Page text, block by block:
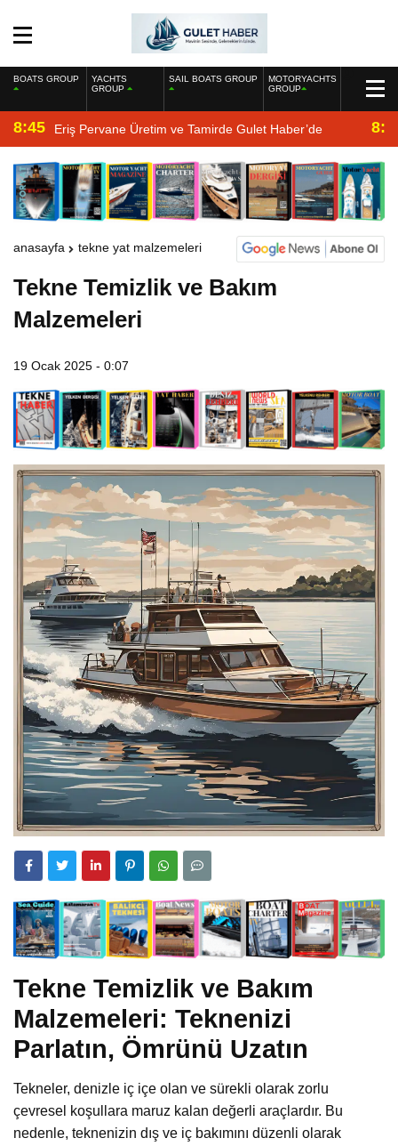
BOATS GROUP
YACHTS
GROUP
SAIL BOATS GROUP
MOTORYACHTS
GROUP
8:45 Eriş Pervane Üretim ve Tamirde Gulet Haber’de
anasayfa tekne yat malzemeleri
Tekne Temizlik ve Bakım
Malzemeleri
19 Ocak 2025 - 0:07
Tekne Temizlik ve Bakım
Malzemeleri: Teknenizi
Parlatın, Ömrünü Uzatın
Tekneler, denizle iç içe olan ve sürekli olarak zorlu
çevresel koşullara maruz kalan değerli araçlardır. Bu
nedenle, teknenizin dış ve iç bakımını düzenli olarak